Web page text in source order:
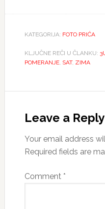
KATEGORIJA: FOTO PRIĆA
KLJUČNE REČI U ČLANKU:
POMERANJE, SAT, ZIMA
Interactions
Leave a Reply
Your email address
Required fields are
Comment *